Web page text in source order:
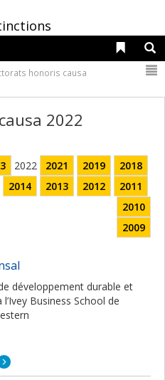
Liens
honoris causa
2022
2022 2021 2019
2018
2014 2013 2012
2011
2010
2009
développement durable et
Business School de